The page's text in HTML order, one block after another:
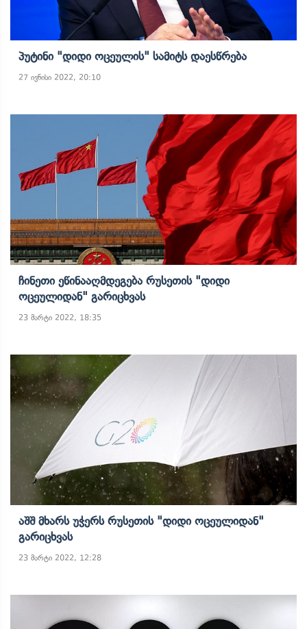
Პუტინი "დიდი Ოცეულის" Სამიტს Დაესწრება
27 ივნისი 2022, 20:10
Ჩინეთი Ეწინააღმდეგება Რუსეთის "დიდი
Ოცეულიდან" Გარიცხვას
23 მარტი 2022, 18:35
Აშშ Მხარს Უჭერს Რუსეთის "დიდი Ოცეულიდან"
Გარიცხვას
23 მარტი 2022, 12:28